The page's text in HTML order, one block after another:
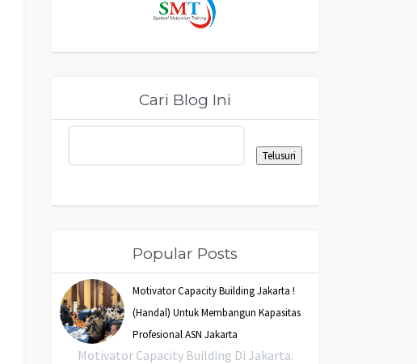
Cari Blog Ini
Popular Posts
Motivator Capacity Building Jakarta !
(Handal) Untuk Membangun Kapasitas
Profesional ASN Jakarta
Motivator Capacity Building Di Jakarta: